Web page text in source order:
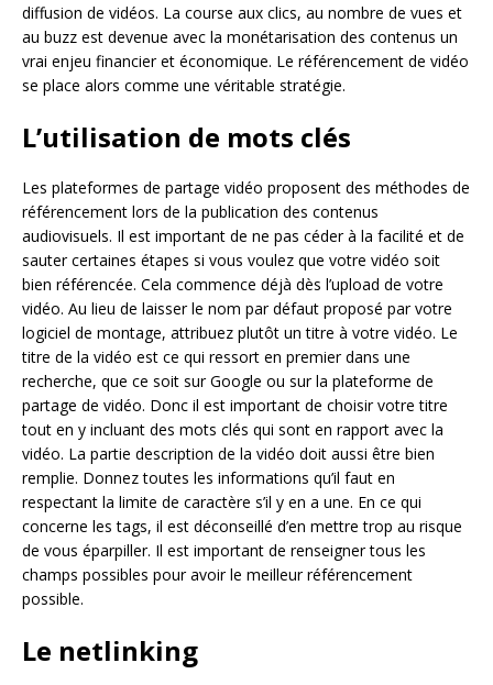
diffusion de vidéos. La course aux clics, au nombre de vues et
au buzz est devenue avec la monétarisation des contenus un
vrai enjeu financier et économique. Le référencement de vidéo
se place alors comme une véritable stratégie.
L’utilisation de mots clés
Les plateformes de partage vidéo proposent des méthodes de
référencement lors de la publication des contenus
audiovisuels. Il est important de ne pas céder à la facilité et de
sauter certaines étapes si vous voulez que votre vidéo soit
bien référencée. Cela commence déjà dès l’upload de votre
vidéo. Au lieu de laisser le nom par défaut proposé par votre
logiciel de montage, attribuez plutôt un titre à votre vidéo. Le
titre de la vidéo est ce qui ressort en premier dans une
recherche, que ce soit sur Google ou sur la plateforme de
partage de vidéo. Donc il est important de choisir votre titre
tout en y incluant des mots clés qui sont en rapport avec la
vidéo. La partie description de la vidéo doit aussi être bien
remplie. Donnez toutes les informations qu’il faut en
respectant la limite de caractère s’il y en a une. En ce qui
concerne les tags, il est déconseillé d’en mettre trop au risque
de vous éparpiller. Il est important de renseigner tous les
champs possibles pour avoir le meilleur référencement
possible.
Le netlinking